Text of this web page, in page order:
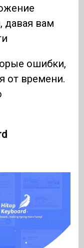
давая вам
ошибки,
от времени.